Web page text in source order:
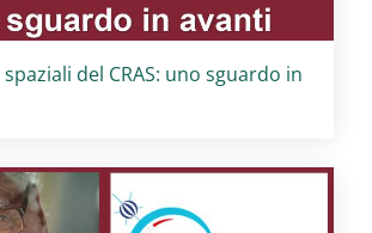
:
del CRAS: uno sguardo in